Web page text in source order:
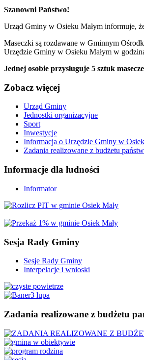
Szanowni Państwo!
Urząd Gminy w Osieku Małym informuje,
Maseczki są rozdawane w Gminnym
Urzędzie Gminy w Osieku Małym w
Jednej osobie przysługuje 5 sztuk
Zobacz więcej
Urząd Gminy
Jednostki organizacyjne
Sport
Inwestycje
Informacja o Urzędzie Gminy w
Zadania realizowane z budżetu
Informacje dla ludności
Informator
Sesja Rady Gminy
Sesje Rady Gminy
Interpelacje i wnioski
Zadania realizowane z budżetu